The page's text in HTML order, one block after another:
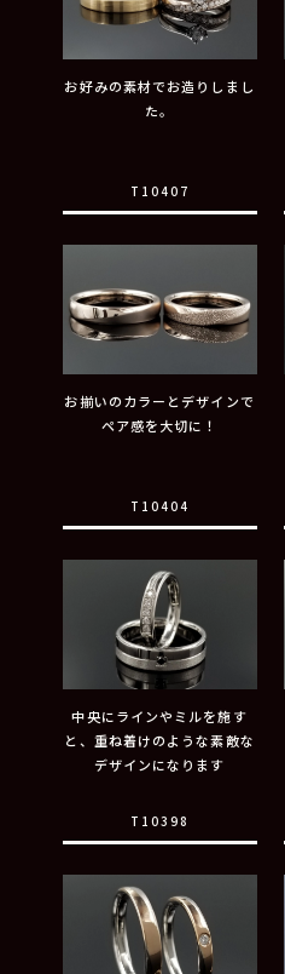
お好みの素材でお造りしまし
た。
T10407
お揃いのカラーとデザインで
ペア感を大切に！
T10404
中央にラインやミルを施す
と、重ね着けのような素敵な
デザインになります
T10398